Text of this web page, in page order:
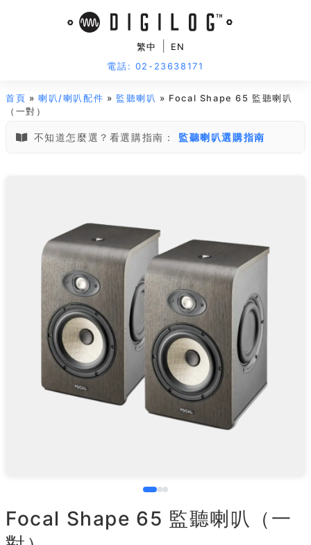
繁中
EN
電話: 02-23638171
首頁 »喇叭/喇叭配件 » 監聽喇叭 » Focal Shape 65 監聽喇叭
（一對）
不知道怎麼選？看選購指南： 監聽喇叭選購指南
Focal Shape 65 監聽喇叭（一